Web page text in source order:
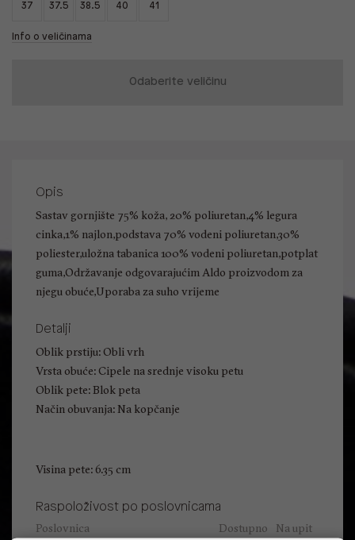
37 37.5 38.5 40 41
Info o veličinama
Odaberite veličinu
Opis
Sastav gornjište 75% koža, 20% poliuretan,4% legura
cinka,1% najlon,podstava 70% vodeni poliuretan,30%
poliester,uložna tabanica 100% vodeni poliuretan,potplat
guma,Održavanje odgovarajućim Aldo proizvodom za
njegu obuće,Uporaba za suho vrijeme
Detalji
Oblik prstiju: Obli vrh
Vrsta obuće: Cipele na srednje visoku petu
Oblik pete: Blok peta
Način obuvanja: Na kopčanje
Visina pete: 6.35 cm
Raspoloživost po poslovnicama
Poslovnica Dostupno Na upit